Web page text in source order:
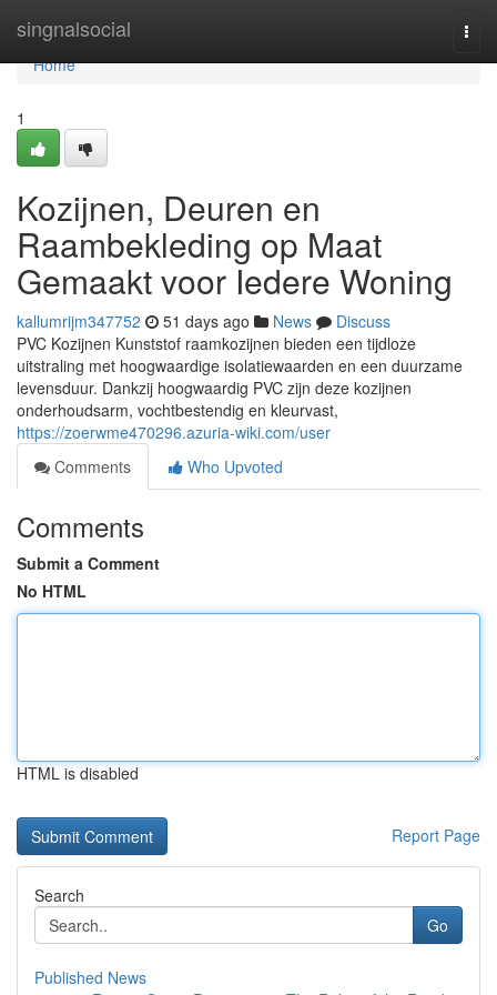
singnalsocial
Home
Home
1
Kozijnen, Deuren en
Raambekleding op Maat
Gemaakt voor Iedere Woning
kallumrijm347752 51 days ago News
Discuss
PVC Kozijnen Kunststof raamkozijnen bieden een tijdloze
uitstraling met hoogwaardige isolatiewaarden en een duurzame
levensduur. Dankzij hoogwaardig PVC zijn deze kozijnen
onderhoudsarm, vochtbestendig en kleurvast,
https://zoerwme470296.azuria-wiki.com/user
Comments
Who Upvoted
Comments
Submit a Comment
No HTML
HTML is disabled
Report Page
Search
Go
Published News